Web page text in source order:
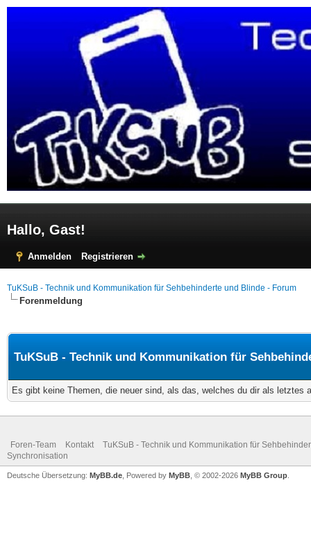
Hallo, Gast!
Anmelden Registrieren
TuKSuB - Technik und Kommunikation für Sehbehinderte und Blinde - Forum
Forenmeldung
TuKSuB - Technik und Kommunikation für
Es gibt keine Themen, die neuer sind, als das, welches du dir als letztes
Foren-Team Kontakt
TuKSuB - Technik und Kommunikation für
Synchronisation
Deutsche Übersetzung: MyBB.de , Powered by MyBB , © 2002-2026 MyBB Group